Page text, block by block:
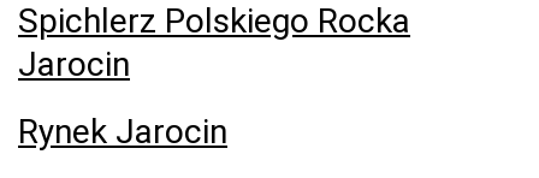
Spichlerz Polskiego Rocka
Jarocin
Rynek Jarocin